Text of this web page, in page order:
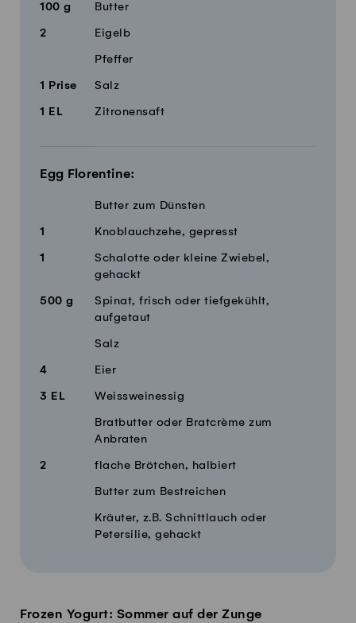
100 g Butter
2 Eigelb
Pfeffer
1 Prise Salz
1 EL Zitronensaft
Egg Florentine:
Butter zum Dünsten
1 Knoblauchzehe, gepresst
1
Schalotte oder kleine Zwiebel,
gehackt
500 g
Spinat, frisch oder tiefgekühlt,
aufgetaut
Salz
4 Eier
3 EL Weissweinessig
Bratbutter oder Bratcrème zum
Anbraten
2 flache Brötchen, halbiert
Butter zum Bestreichen
Kräuter, z.B. Schnittlauch oder
Petersilie, gehackt
Frozen Yogurt: Sommer auf der Zunge